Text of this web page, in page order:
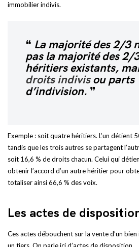
immobilier indivis.
La majorité des 2/3
pas la majorité des 2/
héritiers existants,
droits indivisou parts
d’indivision.
Exemple : soit quatre héritiers. L’un détient
tandis que les trois autres se partagent
soit 16,6 % de droits chacun. Celui qui
obtenir l’accord d’un autre héritier pour
totaliser ainsi 66,6 % des voix.
Les actes de
Ces actes débouchent sur la vente d’un